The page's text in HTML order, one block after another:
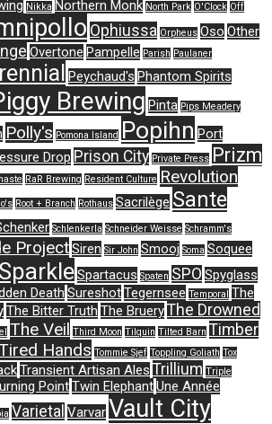
Nikka Northern Monk North Park O'Clock Off
Ophiussa Orpheus Oso Other
Overtone Pampelle Parish Paulaner
Peychaud's Phantom Spirits
Brewing Pinta Pips Meadery
Polly's Pomona Island Popihn Port
Drop Prison City Private Press Prizm
RaR Brewing Resident Culture Revolution
Root + Branch Rothaus Sacrilège Sante
Schlenkerla Schneider Weisse Schramm's
ProjectSiren Sir John Smooj Soma Soquee
SparkleSpartacus Spaten SPO Spyglass
Death SureshotTegernsee Temporal The
The Bitter Truth The BrueryThe Drowned
The Veil Third Moon Tilquin Tilted Barn Timber
Hands Tommie Sjef Toppling Goliath Tox
Transient Artisan Ales Trillium Triple
PointTwin ElephantUne Année
Varietal VarvarVault City